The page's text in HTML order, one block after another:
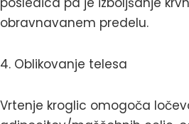
obravnavanem predelu.
4. Oblikovanje telesa
Vrtenje kroglic omogoča